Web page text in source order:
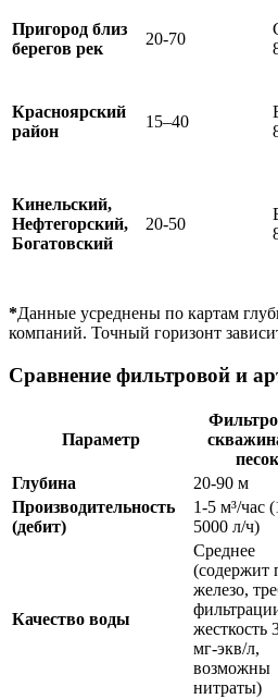
Пригород близ
берегов рек
20-70
Красноярский
район
15–40
Кинельский,
Нефтегорский,
Богатовский
20-50
*Данные усреднены по картам
компаний. Точный горизонт
Сравнение фильтровой и
Параметр
песок
Глубина
20-90 м
Производительность
(дебит)
1-5 м³/час
5000 л/ч)
Качество воды
Среднее
(содержит
железо,
жесткость
мг-экв/л,
возможны
нитраты)